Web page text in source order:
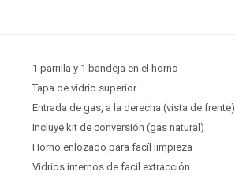
1 parrilla y 1 bandeja en el horno
Tapa de vidrio superior
Entrada de gas, a la derecha (vista de frente)
Incluye kit de conversión (gas natural)
Horno enlozado para facíl limpieza
Vidrios internos de facil extracción